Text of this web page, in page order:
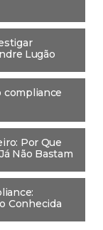
Lugão
compliance
Por Que
Não Bastam
Conhecida